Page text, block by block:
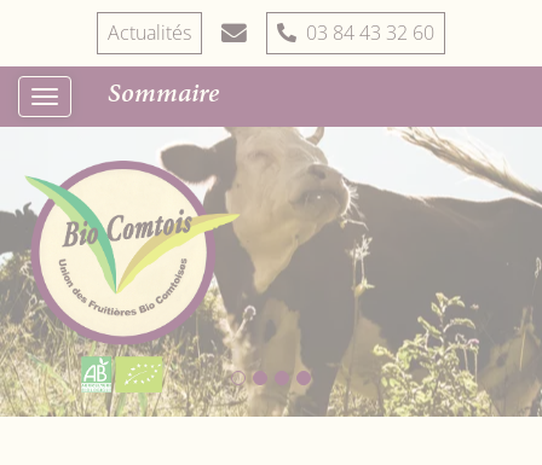
Actualités 03 84 43 32 60
Sommaire